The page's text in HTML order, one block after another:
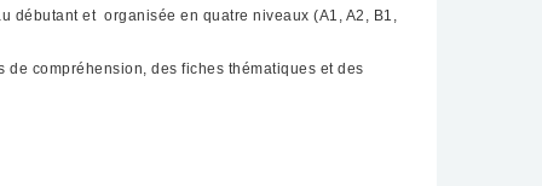
débutant et organisée en quatre niveaux (A1, A2, B1,
de compréhension, des fiches thématiques et des